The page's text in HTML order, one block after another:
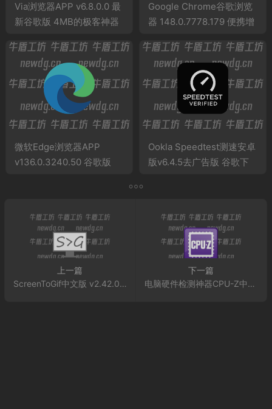
‌Via浏览器APP v6.8.0.0 最
新谷歌版 4MB的极客神器
Google Chrome谷歌浏览
器 148.0.7778.179 便携增
微软Edge浏览器APP
v136.0.3240.50 谷歌版
Ookla Speedtest测速安卓
版v6.4.5去广告版 谷歌下
上一篇
ScreenToGif中文版 v2.42.0.0 免费开源！让GIF制作如此简单
下一篇
电脑硬件检测神器CPU-Z中文版 v2.17.0 已绿化